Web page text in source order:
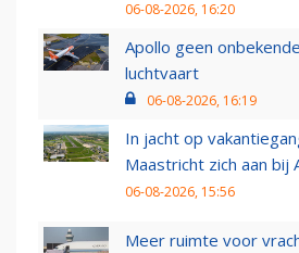
06-08-2026, 16:20
Apollo geen
luchtvaart
06-08-2026, 16:19
In jacht op
Maastricht zich aan bij
06-08-2026, 15:56
Meer ruimte voor